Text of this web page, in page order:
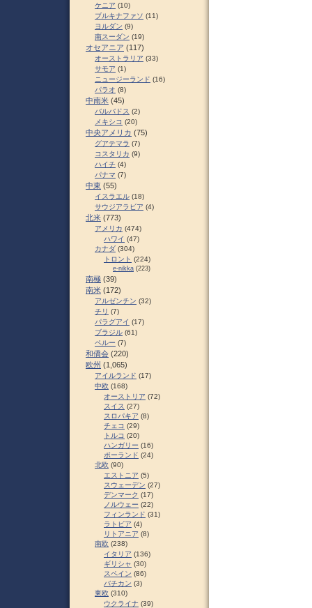
ケニア (10)
ブルキナファソ (11)
ヨルダン (9)
南スーダン (19)
オセアニア (117)
オーストラリア (33)
サモア (1)
ニュージーランド (16)
パラオ (8)
中南米 (45)
バルバドス (2)
メキシコ (20)
中央アメリカ (75)
グアテマラ (7)
コスタリカ (9)
ハイチ (4)
パナマ (7)
中東 (55)
イスラエル (18)
サウジアラビア (4)
北米 (773)
アメリカ (474)
ハワイ (47)
カナダ (304)
トロント (224)
e-nikka (223)
南極 (39)
南米 (172)
アルゼンチン (32)
チリ (7)
パラグアイ (17)
ブラジル (61)
ペルー (7)
和僑会 (220)
欧州 (1,065)
アイルランド (17)
中欧 (168)
オーストリア (72)
スイス (27)
スロパキア (8)
チェコ (29)
トルコ (20)
ハンガリー (16)
ポーランド (24)
北欧 (90)
エストニア (5)
スウェーデン (27)
デンマーク (17)
ノルウェー (22)
フィンランド (31)
ラトビア (4)
リトアニア (8)
南欧 (238)
イタリア (136)
ギリシャ (30)
スペイン (86)
バチカン (3)
東欧 (310)
ウクライナ (39)